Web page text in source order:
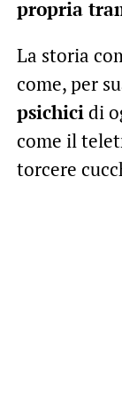
propria
La storia
come, per
psichicidi
come il
torcere